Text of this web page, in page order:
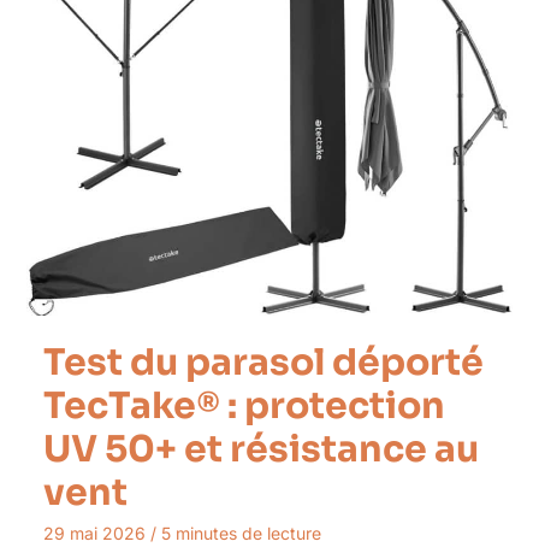
Test du parasol déporté
TecTake® : protection
UV 50+ et résistance au
vent
29 mai 2026 / 5 minutes de lecture